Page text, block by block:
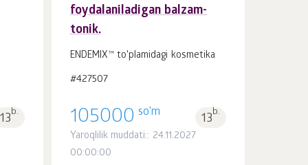
13b.
foydalaniladigan balzam-
tonik.
ENDEMIX™ to'plamidagi kosmetika
#427507
105000 so'm 13b.
Yaroqlilik muddati:: 24.11.2027
00:00:00
Savatchaga